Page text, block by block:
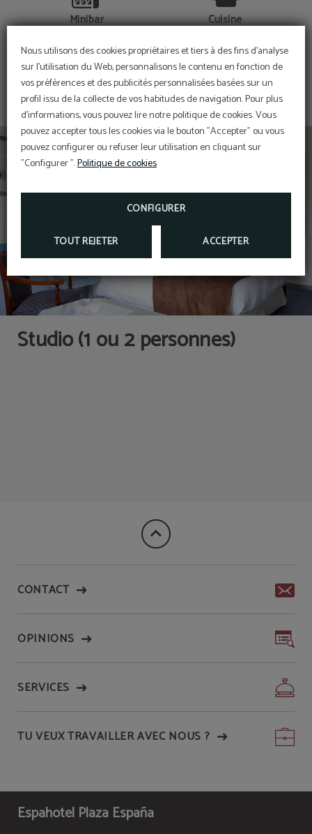
Nous utilisons des cookies propriétaires et tiers à des fins d'analyse
sur l'utilisation du Web, personnalisons le contenu en fonction de
vos préférences et des publicités personnalisées basées sur un
profil issu de la collecte de vos habitudes de navigation. Pour plus
d'informations, vous pouvez lire notre politique de cookies. Vous
pouvez accepter tous les cookies via le bouton "Accepter" ou vous
pouvez configurer ou refuser leur utilisation en cliquant sur
"Configurer ".Politique de cookies
CONFIGURER
TOUT REJETER ACCEPTER
Minibar Cuisine
Sèche-cheveux Téléphone
Réfrigérateur
Armoire Cuisine avec appareils et
ustensiles de cuisine
MONTRER PLUS
Studio (1 ou 2 personnes)
CONTACT
OPINIONS
SERVICES
TU VEUX TRAVAILLER AVEC NOUS ?
Espahotel Plaza España